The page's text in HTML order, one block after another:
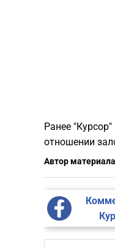
Ранее "Курсор"
отношении
Автор материала